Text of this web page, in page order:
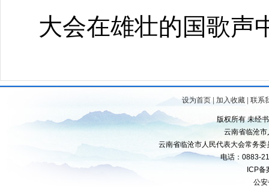
大会在雄壮的国歌声
设为首页 加入收藏 联系
版权所有 未经
云南省临沧
云南省临沧市人民代表大会常务
电话：0883-
ICP备
公